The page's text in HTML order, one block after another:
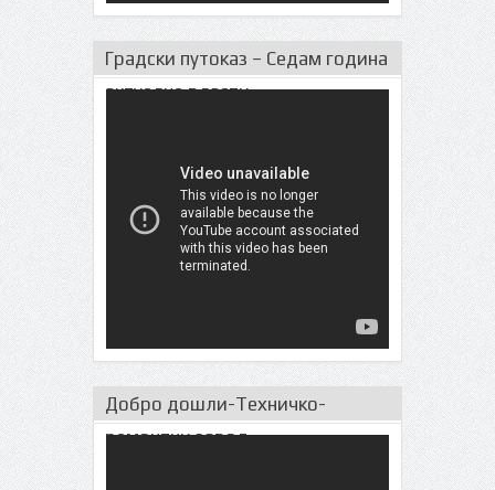
Градски путоказ – Седам година
актуeлне власти
Добро дошли-Техничко-
ремонтни завод